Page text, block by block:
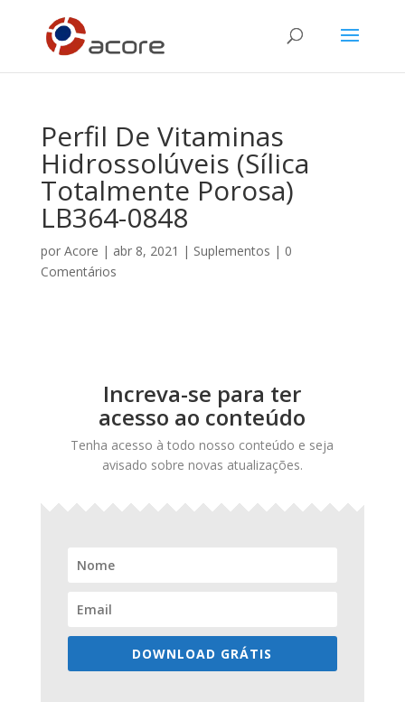
Perfil De Vitaminas
Hidrossolúveis (sílica
Totalmente Porosa)
LB364-0848
por Acore | abr 8, 2021 | Suplementos | 0
Comentários
Increva-se para ter
acesso ao conteúdo
Tenha acesso à todo nosso conteúdo e seja
avisado sobre novas atualizações.
DOWNLOAD GRÁTIS